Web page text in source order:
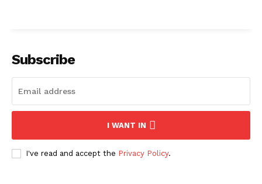
Subscribe
I WANT IN
I've read and accept the Privacy Policy.